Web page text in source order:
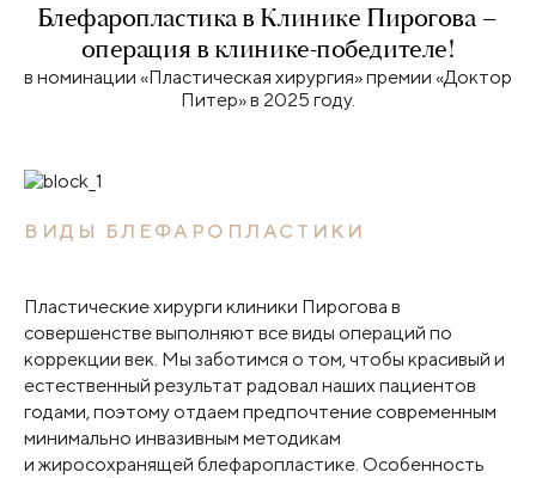
Блефаропластика в Клинике Пирогова –
операция в клинике-победителе!
в номинации «Пластическая хирургия» премии «Доктор
Питер» в 2025 году.
ВИДЫ БЛЕФАРОПЛАСТИКИ
Пластические хирурги клиники Пирогова в
совершенстве выполняют все виды операций по
коррекции век. Мы заботимся о том, чтобы красивый и
естественный результат радовал наших пациентов
годами, поэтому отдаем предпочтение современным
минимально инвазивным методикам
и жиросохранящей блефаропластике. Особенность